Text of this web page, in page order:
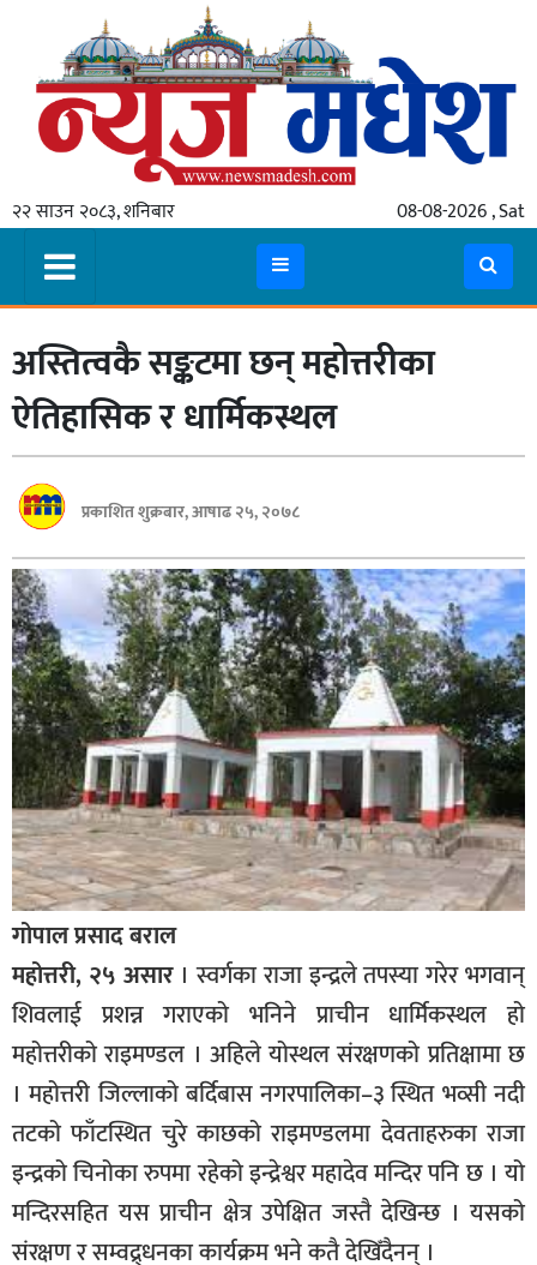
२२ साउन २०८३, शनिबार 08-08-2026 , Sat
गृहपृष्ठ
स्थानीय
प्रदेश
मधेश
प्रदेश
लुम्बिनी
गण्डकी
बागमती
कर्णाली
सुदूरपश्चिम
मधेश
विशेष
राजनीति
प्रमुख
समाचार
राष्ट्रिय
अन्तराष्ट्रिय
अन्तरबार्ता
अर्थ
खेलकुद
मनोरञ्जन
फोटो
/
अस्तित्वकै सङ्कटमा छन् महोत्तरीका
ऐतिहासिक र धार्मिकस्थल
प्रकाशित शुक्रबार, आषाढ २५, २०७८
गोपाल प्रसाद बराल
महोत्तरी, २५ असार। स्वर्गका राजा इन्द्रले तपस्या गरेर भगवान्
शिवलाई प्रशन्न गराएको भनिने प्राचीन धार्मिकस्थल हो
महोत्तरीको राइमण्डल । अहिले योस्थल संरक्षणको प्रतिक्षामा छ
। महोत्तरी जिल्लाको बर्दिबास नगरपालिका–३ स्थित भव्सी नदी
तटको फाँटस्थित चुरे काछको राइमण्डलमा देवताहरुका राजा
इन्द्रको चिनोका रुपमा रहेको इन्द्रेश्वर महादेव मन्दिर पनि छ । यो
मन्दिरसहित यस प्राचीन क्षेत्र उपेक्षित जस्तै देखिन्छ । यसको
संरक्षण र सम्वद्र्धनका कार्यक्रम भने कतै देखिँदैनन् ।